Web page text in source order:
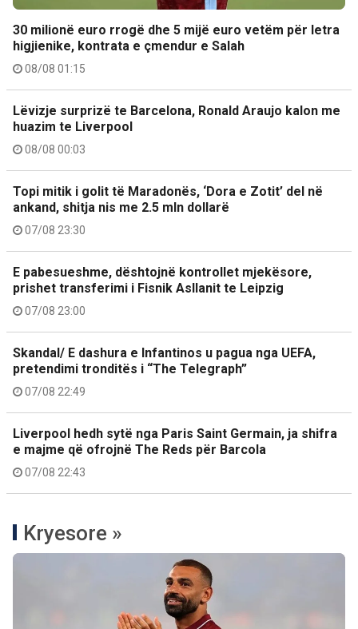
30 milionë euro rrogë dhe 5 mijë euro vetëm për letra
higjienike, kontrata e çmendur e Salah
08/08 01:15
Lëvizje surprizë te Barcelona, Ronald Araujo kalon me
huazim te Liverpool
08/08 00:03
Topi mitik i golit të Maradonës, ‘Dora e Zotit’ del në
ankand, shitja nis me 2.5 mln dollarë
07/08 23:30
E pabesueshme, dështojnë kontrollet mjekësore,
prishet transferimi i Fisnik Asllanit te Leipzig
07/08 23:00
Skandal/ E dashura e Infantinos u pagua nga UEFA,
pretendimi tronditës i “The Telegraph”
07/08 22:49
Liverpool hedh sytë nga Paris Saint Germain, ja shifra
e majme që ofrojnë The Reds për Barcola
07/08 22:43
Kryesore »